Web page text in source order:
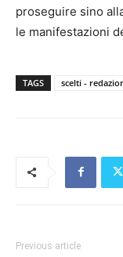
proseguire sino
le manifestazioni
TAGS scelti -
Previous article